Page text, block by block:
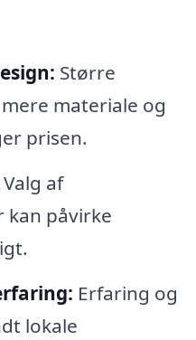
Større
materiale og
prisen.
Valg af
kan påvirke
Erfaring og
lokale